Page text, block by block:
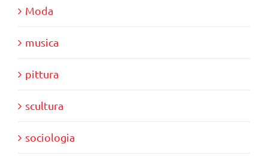
Moda
musica
pittura
scultura
sociologia